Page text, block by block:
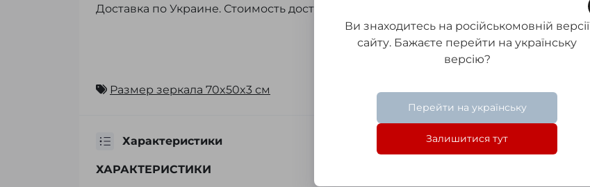
Доставка по Украине. Стоимость доставки согласно тарифам Новой почты.
Размер зеркала 70x50x3 см
Характеристики
ХАРАКТЕРИСТИКИ
Ви знаходитесь на російськомовній версії
сайту. Бажаєте перейти на українську
версію?
Перейти на українську
Залишитися тут